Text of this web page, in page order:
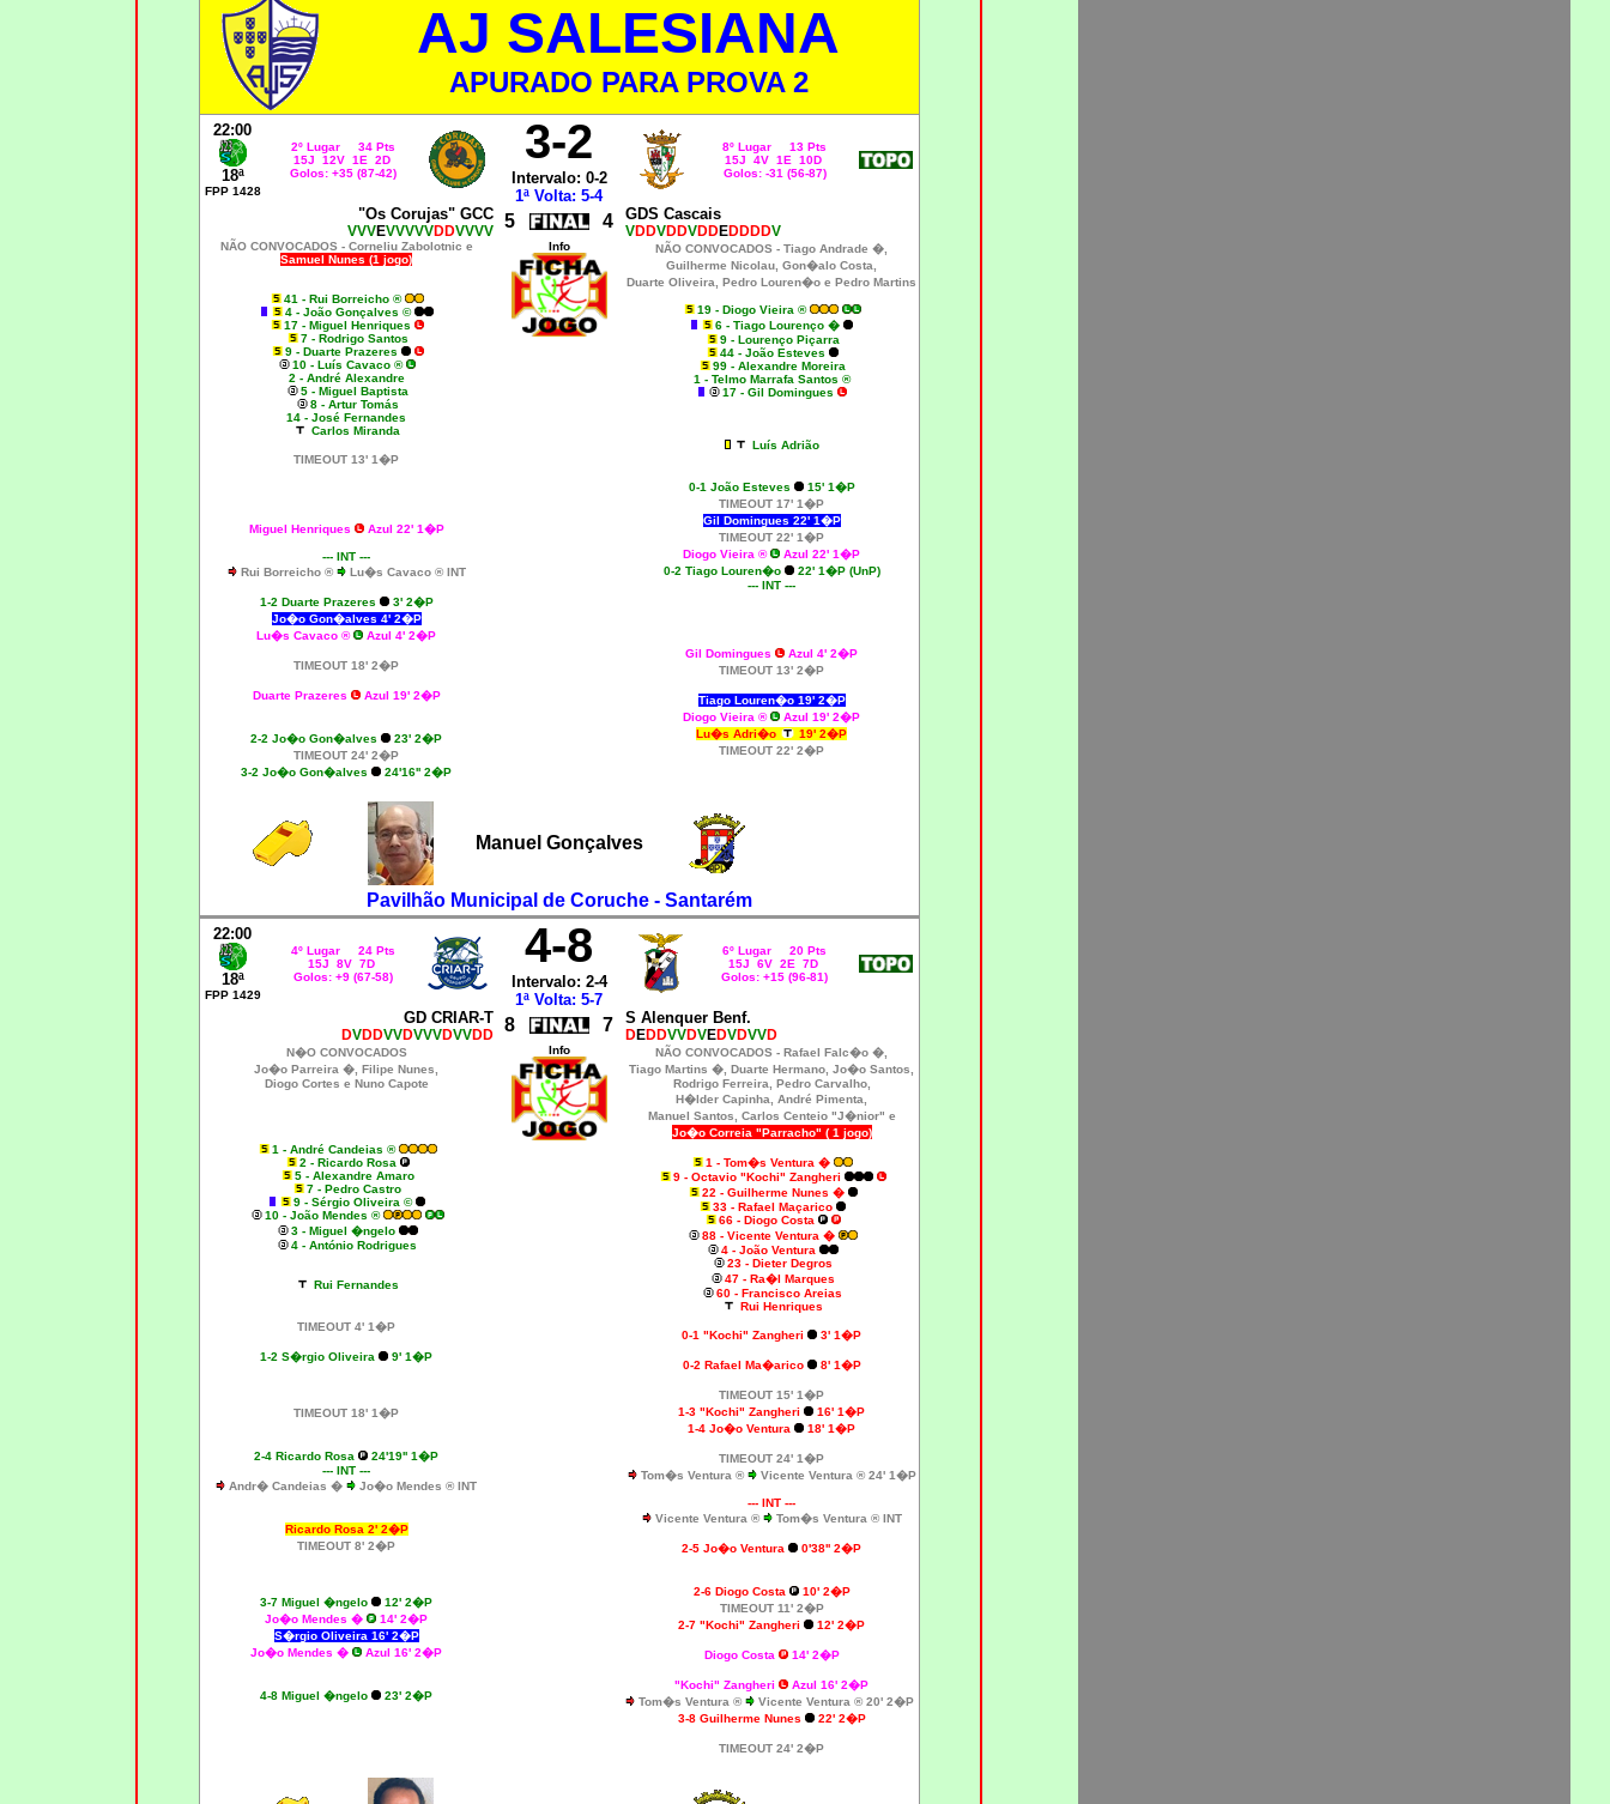
AJ SALESIANA
APURADO PARA PROVA 2
22:00
18ª
FPP 1428
2º Lugar 34 Pts
15J 12V 1E 2D
Golos: +35 (87-42)
3-2
Intervalo: 0-2
1ª Volta: 5-4
8º Lugar 13 Pts
15J 4V 1E 10D
Golos: -31 (56-87)
"Os Corujas" GCC
VVVEVVVVVDDVVVV 5 4 GDS Cascais
VDDVDDVDDEDDDDV
NÃO CONVOCADOS - Corneliu Zabolotnic e
Samuel Nunes (1 jogo)
41 - Rui Borreicho ®
4 - João Gonçalves ©
17 - Miguel Henriques
7 - Rodrigo Santos
9 - Duarte Prazeres
10 - Luís Cavaco ®
2 - André Alexandre
5 - Miguel Baptista
8 - Artur Tomás
14 - José Fernandes
Carlos Miranda
TIMEOUT 13' 1�P
Miguel Henriques Azul 22' 1�P
--- INT ---
Rui Borreicho ®
Lu�s Cavaco ® INT
1-2 Duarte Prazeres
3' 2�P
Jo�o Gon�alves 4'2�P
Lu�s Cavaco ® Azul 4' 2�P
TIMEOUT 18' 2�P
Duarte Prazeres Azul 19' 2�P
2-2 Jo�o Gon�alves
23' 2�P
TIMEOUT 24' 2�P
3-2 Jo�o Gon�alves 24'16'' 2�P
Info NÃO CONVOCADOS - Tiago Andrade �,
Guilherme Nicolau, Gon�alo Costa,
Duarte Oliveira
Pedro Louren�o e Pedro Martins
19 - Diogo Vieira ®
6 - Tiago Lourenço �
9 - Lourenço Piçarra
44 - João Esteves
99 - Alexandre Moreira
1 - Telmo Marrafa Santos ®
17 - Gil Domingues
Luís Adrião
0-1 João Esteves
15' 1�P
TIMEOUT 17' 1�P
Gil Domingues 22' 1�P
TIMEOUT 22' 1�P
Diogo Vieira ®
Azul 22' 1�P
0-2 Tiago Louren�o
22' 1�P (UnP)
--- INT ---
Gil Domingues
Azul 4' 2�P
TIMEOUT 13' 2�P
Tiago Louren�o 19'2�P
Diogo Vieira ®
Azul 19' 2�P
Lu�s Adri�o
19' 2�P
TIMEOUT 22' 2�P
Manuel Gonçalves
Pavilhão Municipal de Coruche - Santarém
22:00
18ª
FPP 1429
4º Lugar 24 Pts
15J 8V 7D
Golos: +9 (67-58)
4-8
Intervalo: 2-4
1ª Volta: 5-7
6º Lugar 20 Pts
15J 6V 2E 7D
Golos: +15 (96-81)
GD CRIAR-T
DVDDVVDVVVDVVDD 8 7 S Alenquer Benf.
DEDDVVDVEDVDVVD
N�O CONVOCADOS
Jo�o Parreira �, Filipe Nunes,
Diogo Cortes e Nuno Capote
1 - André Candeias ®
2 - Ricardo Rosa
5 - Alexandre Amaro
7 - Pedro Castro
9 - Sérgio Oliveira ©
10 - João Mendes ®
3 - Miguel �ngelo
4 - António Rodrigues
Rui Fernandes
TIMEOUT 4' 1�P
1-2 S�rgio Oliveira 9' 1�P
TIMEOUT 18' 1�P
2-4 Ricardo Rosa
24'19'' 1�P
--- INT ---
Andr� Candeias �
Jo�o Mendes ® INT
Ricardo Rosa 2' 2�P
TIMEOUT 8' 2�P
3-7 Miguel �ngelo
12' 2�P
Jo�o Mendes �
14' 2�P
S�rgio Oliveira 16'2�P
Jo�o Mendes �
Azul 16' 2�P
4-8 Miguel �ngelo 23' 2�P
Info NÃO CONVOCADOS - Rafael Falc�o �,
Tiago Martins � Duarte Hermano, Jo�o Santos,
Rodrigo Ferreira, Pedro Carvalho,
H�lder Capinha, André Pimenta,
Manuel Santos, Carlos Centeio "J�nior" e
Jo�o Correia "Parracho" ( 1 jogo)
1 - Tom�s Ventura �
9 - Octavio "Kochi" Zangheri
22 - Guilherme Nunes �
33 - Rafael Maçarico
66 - Diogo Costa
88 - Vicente Ventura �
4 - João Ventura
23 - Dieter Degros
47 - Ra�l Marques
60 - Francisco Areias
Rui Henriques
0-1 "Kochi" Zangheri 3' 1�P
0-2 Rafael Ma�arico 8' 1�P
TIMEOUT 15' 1�P
1-3 "Kochi" Zangheri
16' 1�P
1-4 Jo�o Ventura
18' 1�P
TIMEOUT 24' 1�P
Tom�s Ventura ®
Vicente Ventura ® 24' 1�P
--- INT ---
Vicente Ventura ®
Tom�s Ventura ® INT
2-5 Jo�o Ventura 0'38'' 2�P
2-6 Diogo Costa
10' 2�P
TIMEOUT 11' 2�P
2-7 "Kochi" Zangheri
12' 2�P
Diogo Costa 14' 2�P
"Kochi" Zangheri
Azul 16' 2�P
Tom�s Ventura ®
Vicente Ventura ® 20' 2�P
3-8 Guilherme Nunes
22' 2�P
TIMEOUT 24' 2�P